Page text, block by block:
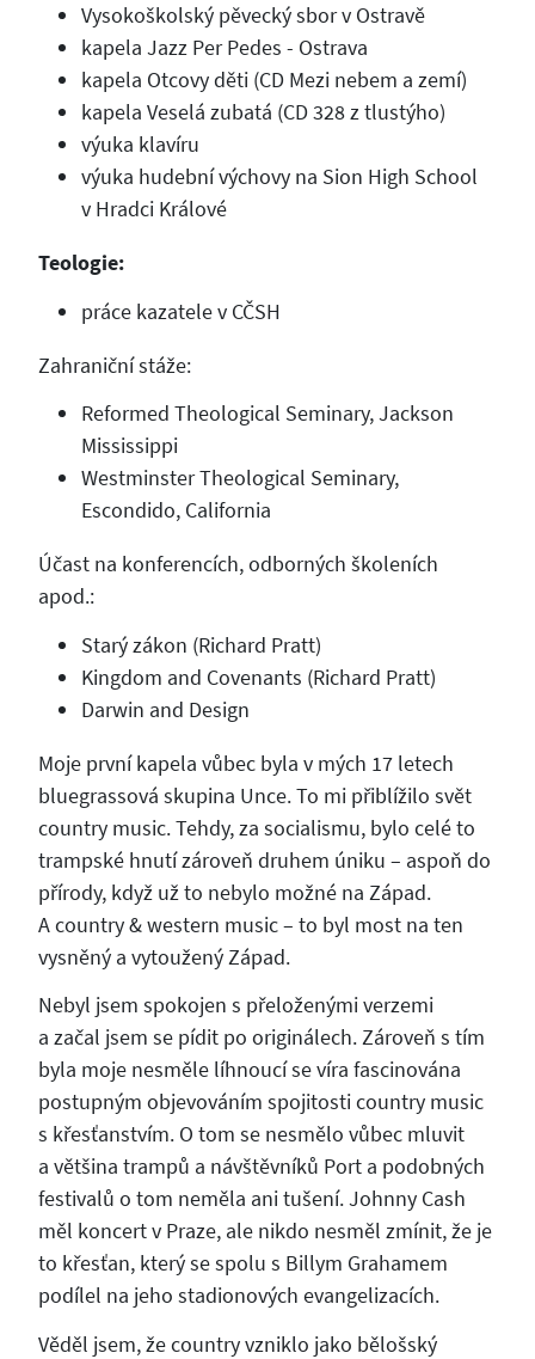
Vysokoškolský pěvecký sbor v Ostravě
kapela Jazz Per Pedes - Ostrava
kapela Otcovy děti (CD Mezi nebem a zemí)
kapela Veselá zubatá (CD 328 z tlustýho)
výuka klavíru
výuka hudební výchovy na Sion High School
v Hradci Králové
Teologie:
práce kazatele v CČSH
Zahraniční stáže:
Reformed Theological Seminary, Jackson
Mississippi
Westminster Theological Seminary,
Escondido, California
Účast na konferencích, odborných školeních
apod.:
Starý zákon (Richard Pratt)
Kingdom and Covenants (Richard Pratt)
Darwin and Design
Moje první kapela vůbec byla v mých 17 letech
bluegrassová skupina Unce. To mi přiblížilo svět
country music. Tehdy, za socialismu, bylo celé to
trampské hnutí zároveň druhem úniku – aspoň do
přírody, když už to nebylo možné na Západ.
A country & western music – to byl most na ten
vysněný a vytoužený Západ.
Nebyl jsem spokojen s přeloženými verzemi
a začal jsem se pídit po originálech. Zároveň s tím
byla moje nesměle líhnoucí se víra fascinována
postupným objevováním spojitosti country music
s křesťanstvím. O tom se nesmělo vůbec mluvit
a většina trampů a návštěvníků Port a podobných
festivalů o tom neměla ani tušení. Johnny Cash
měl koncert v Praze, ale nikdo nesměl zmínit, že je
to křesťan, který se spolu s Billym Grahamem
podílel na jeho stadionových evangelizacích.
Věděl jsem, že country vzniklo jako bělošský